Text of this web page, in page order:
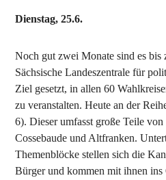
Dienstag, 25.6.
Noch gut zwei Monate sind es
Sächsische Landeszentrale für
Ziel gesetzt, in allen 60
zu veranstalten. Heute an der
6). Dieser umfasst große Teile
Cossebaude und Altfranken.
Themenblöcke stellen sich die
Bürger und kommen mit ihnen